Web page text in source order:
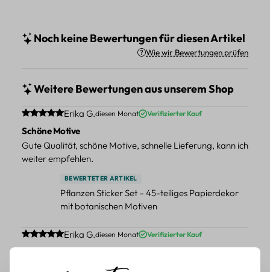
Noch keine Bewertungen für diesen Artikel
Wie wir Bewertungen prüfen
Weitere Bewertungen aus unserem Shop
Durchschnittliche Bewertung von 5 von 5 Sternen
Erika G.diesen Monat Verifizierter Kauf
Schöne Motive
Gute Qualität, schöne Motive, schnelle Lieferung, kann ich
weiter empfehlen.
BEWERTETER ARTIKEL
Pflanzen Sticker Set – 45-teiliges Papierdekor
mit botanischen Motiven
Durchschnittliche Bewertung von 5 von 5 Sternen
Erika G.diesen Monat Verifizierter Kauf
Tolle Motive, Briefmarken gehen zu vielen Projekten,